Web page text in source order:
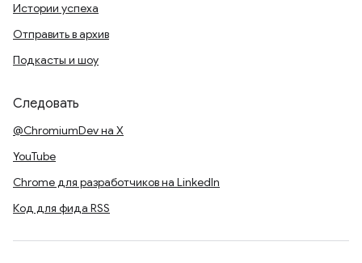
Истории успеха
Отправить в архив
Подкасты и шоу
Следовать
@ChromiumDev на X
YouTube
Chrome для разработчиков на LinkedIn
Код для фида RSS